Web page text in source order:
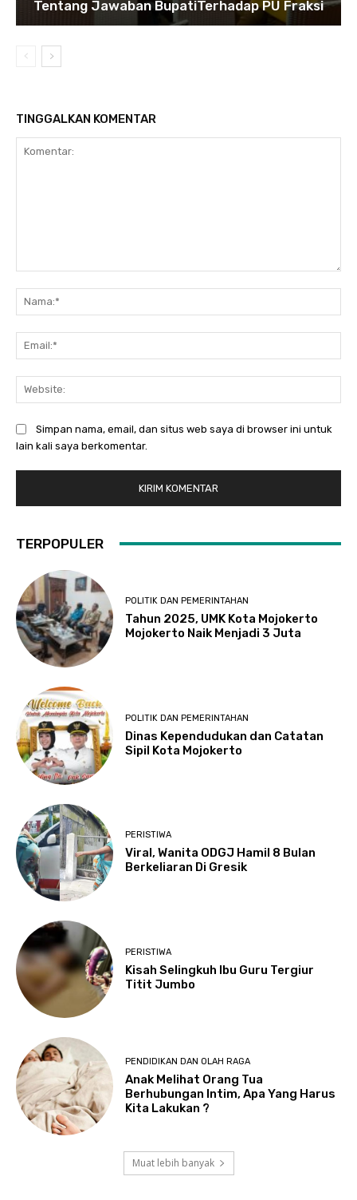
Tentang Jawaban BupatiTerhadap PU Fraksi
TINGGALKAN KOMENTAR
Simpan nama, email, dan situs web saya di browser ini untuk
lain kali saya berkomentar.
TERPOPULER
POLITIK DAN PEMERINTAHAN
Tahun 2025, UMK Kota Mojokerto
Mojokerto Naik Menjadi 3 Juta
POLITIK DAN PEMERINTAHAN
Dinas Kependudukan dan Catatan
Sipil Kota Mojokerto
PERISTIWA
Viral, Wanita ODGJ Hamil 8 Bulan
Berkeliaran Di Gresik
PERISTIWA
Kisah Selingkuh Ibu Guru Tergiur
Titit Jumbo
PENDIDIKAN DAN OLAH RAGA
Anak Melihat Orang Tua
Berhubungan Intim, Apa Yang Harus
Kita Lakukan ?
Muat lebih banyak